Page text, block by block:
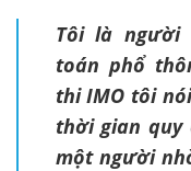
Tôi là người
toán phổ
thi IMO tôi
thời gian quy
một người